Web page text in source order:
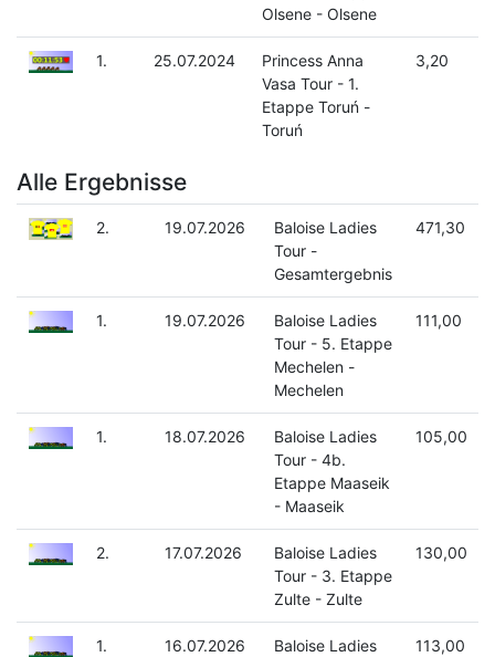
Olsene - Olsene
1. 25.07.2024
Princess Anna
Vasa Tour - 1.
Etappe Toruń -
Toruń
3,20
Alle Ergebnisse
2. 19.07.2026
Baloise Ladies
Tour -
Gesamtergebnis
471,30
1. 19.07.2026
Baloise Ladies
Tour - 5. Etappe
Mechelen -
Mechelen
111,00
1. 18.07.2026
Baloise Ladies
Tour - 4b.
Etappe Maaseik
- Maaseik
105,00
2. 17.07.2026
Baloise Ladies
Tour - 3. Etappe
Zulte - Zulte
130,00
1. 16.07.2026
Baloise Ladies
113,00